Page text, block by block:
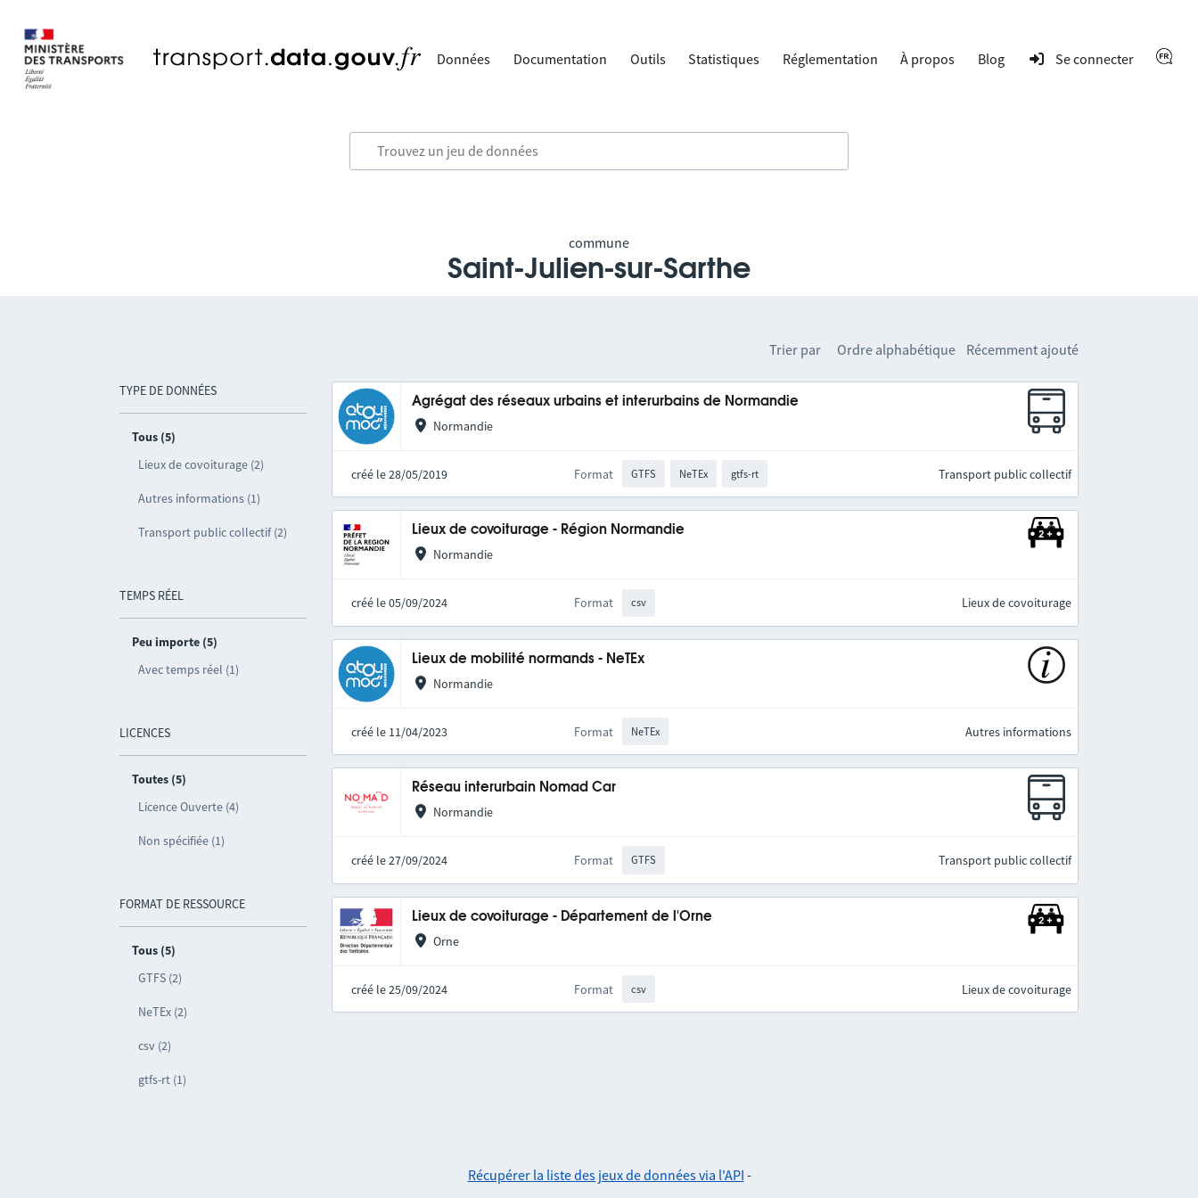
Données Documentation Outils Statistiques Réglementation À propos Blog Se connecter
commune
Saint-Julien-sur-Sarthe
TYPE DE DONNÉES
Tous (5)
Lieux de covoiturage (2)
Autres informations (1)
Transport public collectif (2)
TEMPS RÉEL
Peu importe (5)
Avec temps réel (1)
LICENCES
Toutes (5)
Licence Ouverte (4)
Non spécifiée (1)
FORMAT DE RESSOURCE
Tous (5)
GTFS (2)
NeTEx (2)
csv (2)
gtfs-rt (1)
Trier par Ordre alphabétique Récemment ajouté
Agrégat des réseaux urbains et interurbains de Normandie
Normandie
créé le 28/05/2019 Format GTFS NeTEx gtfs-rt Transport public collectif
Lieux de covoiturage - Région Normandie
Normandie
créé le 05/09/2024 Format csv Lieux de covoiturage
Lieux de mobilité normands - NeTEx
Normandie
créé le 11/04/2023 Format NeTEx Autres informations
Réseau interurbain Nomad Car
Normandie
créé le 27/09/2024 Format GTFS Transport public collectif
Lieux de covoiturage - Département de l'Orne
Orne
créé le 25/09/2024 Format csv Lieux de covoiturage
Récupérer la liste des jeux de données via l'API -